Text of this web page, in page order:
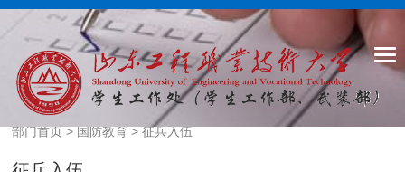
部门首页>国防教育>征兵入伍